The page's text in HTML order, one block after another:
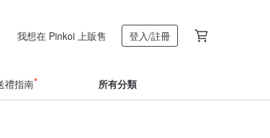
我想在 Pinkoi 上販售 登入/註冊
禮指南 所有分類